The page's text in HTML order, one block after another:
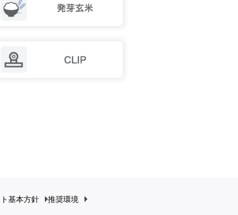
基本方針 推奨環境